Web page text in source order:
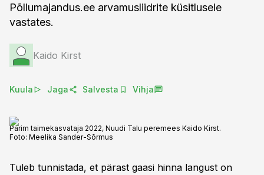
Põllumajandus.ee arvamusliidrite küsitlusele
vastates.
Kaido Kirst
Kuula Jaga Salvesta Vihja
Parim taimekasvataja 2022, Nuudi Talu peremees Kaido Kirst.
Foto: Meelika Sander-Sõrmus
Tuleb tunnistada, et pärast gaasi hinna langust on